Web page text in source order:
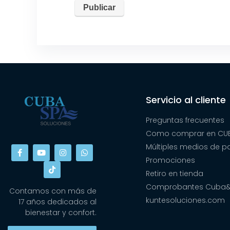
Contamos con más de
17 años dedicados al
bienestar y confort.
Servicio al cliente
Preguntas frecuentes
Como comprar en
Múltiples medios de
Promociones
Retiro en tienda
Comprobantes
kuntesoluciones.com